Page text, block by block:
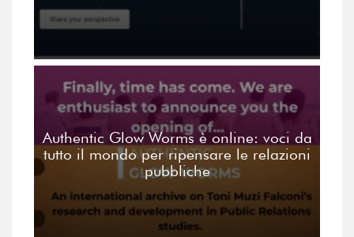
Authentic Glow Worms è online: voci da
tutto il mondo per ripensare le relazioni
pubbliche